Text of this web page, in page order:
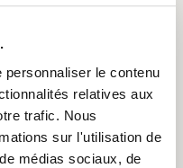
le contenu
relatives aux
trafic. Nous
sur l'utilisation de
médias sociaux, de